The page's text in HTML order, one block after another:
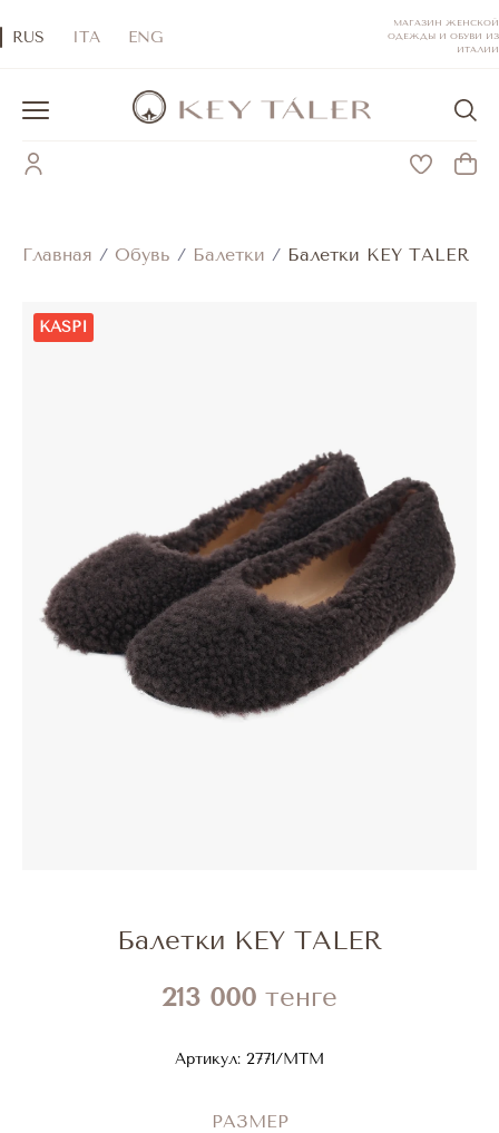
RUS ITA ENG
МАГАЗИН ЖЕНСКОЙ
ОДЕЖДЫ И ОБУВИ ИЗ
ИТАЛИИ
Главная / Обувь / Балетки / Балетки KEY TALER
KASPI
Балетки KEY TALER
213 000 тенге
Артикул: 2771/MTM
РАЗМЕР